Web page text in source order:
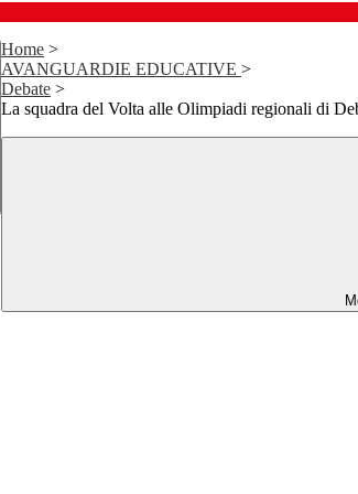
Home >
AVANGUARDIE EDUCATIVE >
Debate >
La squadra del Volta alle Olimpiadi regionali di